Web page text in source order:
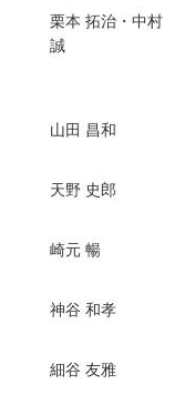
栗本 拓治・中村
誠
山田 昌和
天野 史郎
崎元 暢
神谷 和孝
細谷 友雅